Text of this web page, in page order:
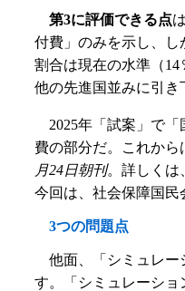
第3に評価できる点
付費」のみを示し、
割合は現在の水準（
他の先進国並みに引き
2025年「試案」で
費の部分だ。これか
月24日朝刊。詳しくは
今回は、社会保障国民
3つの問題点
他面、「シミュレ
す。「シミュレーショ